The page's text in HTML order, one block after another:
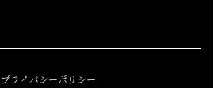
プライバシーポリシー